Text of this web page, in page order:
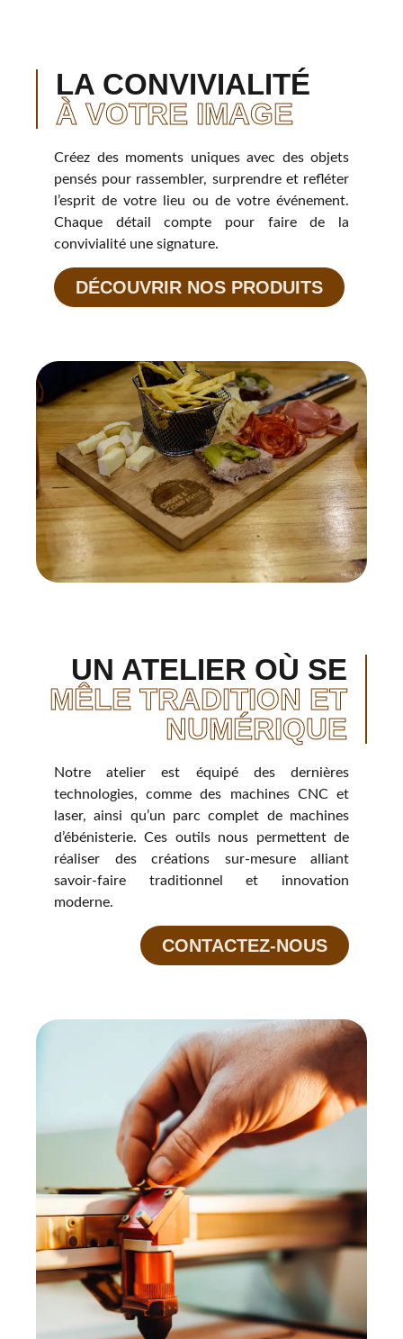
LA CONVIVIALITÉ
À VOTRE IMAGE
Créez des moments uniques avec des objets
pensés pour rassembler, surprendre et refléter
l’esprit de votre lieu ou de votre événement.
Chaque détail compte pour faire de la
convivialité une signature.
DÉCOUVRIR NOS PRODUITS
UN ATELIER OÙ SE
MÊLE TRADITION ET
NUMÉRIQUE
Notre atelier est équipé des dernières
technologies, comme des machines CNC et
laser, ainsi qu’un parc complet de machines
d’ébénisterie. Ces outils nous permettent de
réaliser des créations sur-mesure alliant
savoir-faire traditionnel et innovation
moderne.
CONTACTEZ-NOUS